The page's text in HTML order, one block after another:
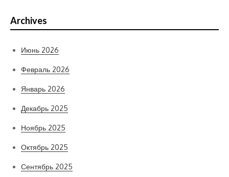
Archives
Июнь 2026
Февраль 2026
Январь 2026
Декабрь 2025
Ноябрь 2025
Октябрь 2025
Сентябрь 2025